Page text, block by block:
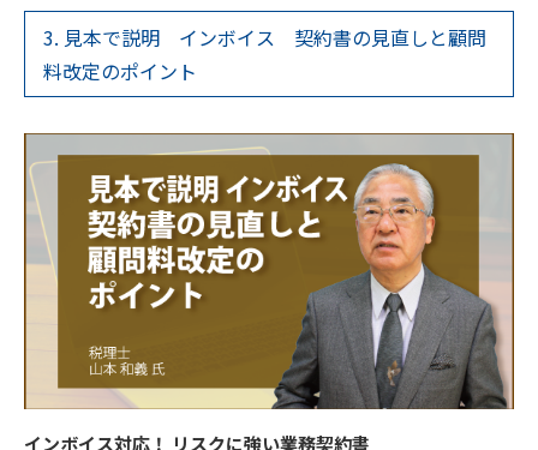
3. 見本で説明 インボイス 契約書の見直しと顧問
料改定のポイント
インボイス対応！ リスクに強い業務契約書